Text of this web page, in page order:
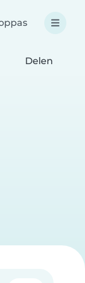
Delen